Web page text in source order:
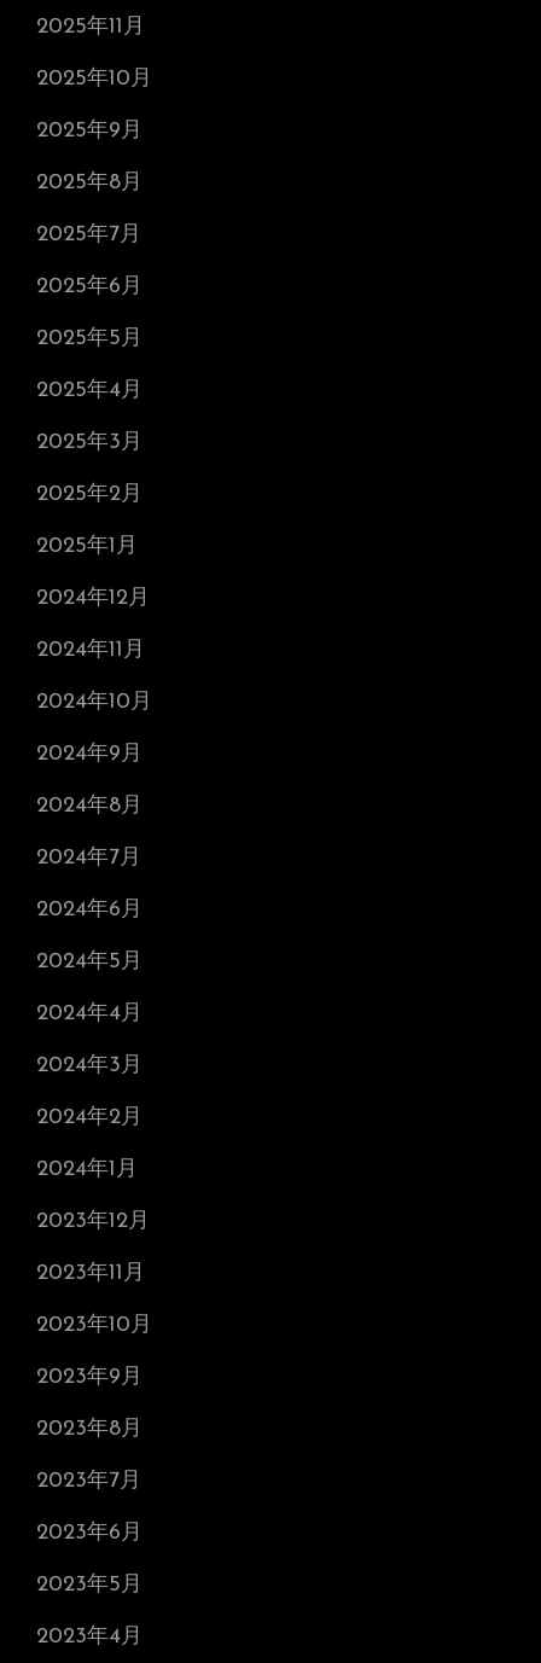
2025年11月
2025年10月
2025年9月
2025年8月
2025年7月
2025年6月
2025年5月
2025年4月
2025年3月
2025年2月
2025年1月
2024年12月
2024年11月
2024年10月
2024年9月
2024年8月
2024年7月
2024年6月
2024年5月
2024年4月
2024年3月
2024年2月
2024年1月
2023年12月
2023年11月
2023年10月
2023年9月
2023年8月
2023年7月
2023年6月
2023年5月
2023年4月